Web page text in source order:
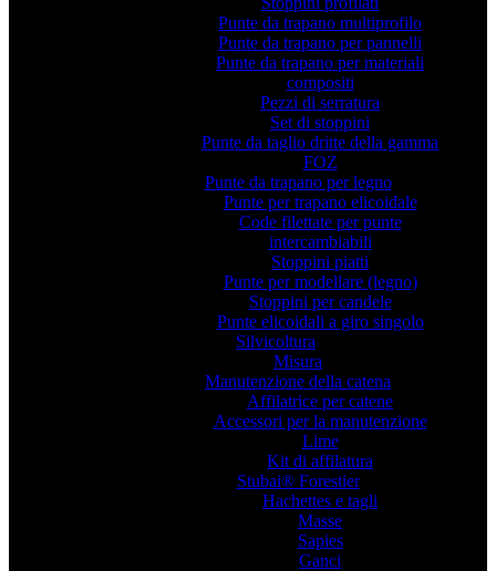
Punte da trapano multiprofilo
Punte da trapano per pannelli
Punte da trapano per materiali
compositi
Pezzi di serratura
Set di stoppini
Punte da taglio dritte della gamma
FOZ
Punte da trapano per legno
Punte per trapano elicoidale
Code filettate per punte
intercambiabili
Stoppini piatti
Punte per modellare (legno)
Stoppini per candele
Punte elicoidali a giro singolo
Silvicoltura
Misura
Manutenzione della catena
Affilatrice per catene
Accessori per la manutenzione
Lime
Kit di affilatura
Stubai® Forestier
Hachettes e tagli
Masse
Sapies
Ganci